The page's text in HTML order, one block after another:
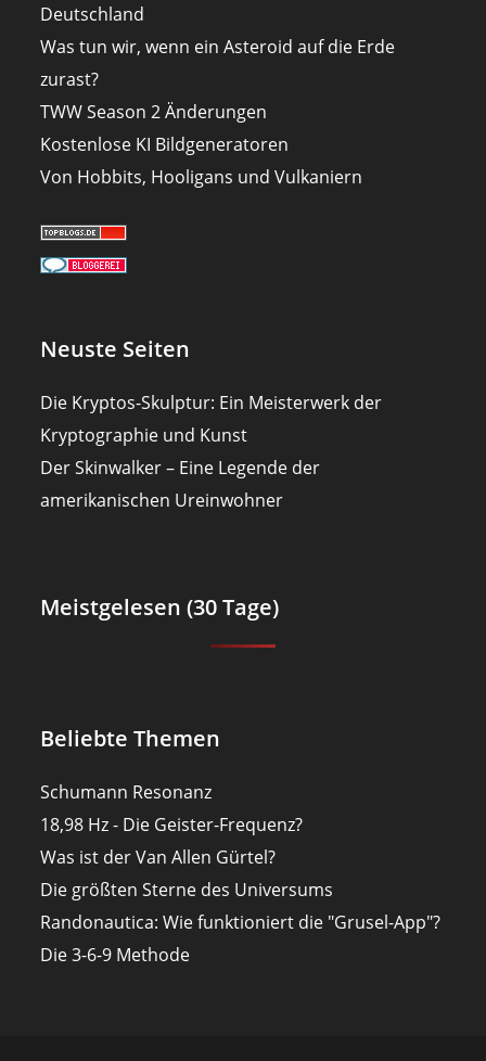
Deutschland
Was tun wir, wenn ein Asteroid auf die Erde
zurast?
TWW Season 2 Änderungen
Kostenlose KI Bildgeneratoren
Von Hobbits, Hooligans und Vulkaniern
Neuste Seiten
Die Kryptos-Skulptur: Ein Meisterwerk der
Kryptographie und Kunst
Der Skinwalker – Eine Legende der
amerikanischen Ureinwohner
Meistgelesen (30 Tage)
Beliebte Themen
Schumann Resonanz
18,98 Hz - Die Geister-Frequenz?
Was ist der Van Allen Gürtel?
Die größten Sterne des Universums
Randonautica: Wie funktioniert die "Grusel-App"?
Die 3-6-9 Methode